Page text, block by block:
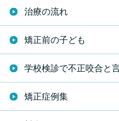
治療の流れ
矯正前の子ども
学校検診で不正咬合と
矯正症例集